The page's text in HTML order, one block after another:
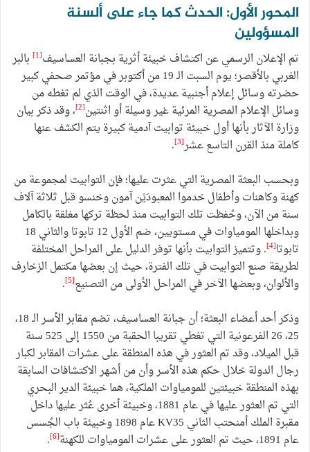
المحور الأول: الحدث كما جاء على ألسنة
المسؤولين
تم الإعلان الرسمي عن اكتشاف خبيئة أثرية بجبانة العساسيف[1]
بالبر
الغربي بالأقصر؛ يوم السبت الـ 19 من أكتوبر في مؤتمر صحفي كبير
حضرته وسائل إعلام أجنبية عديدة، في الوقت الذي لم تغطه من
وسائل الإعلام المصرية المرئية غير وسيلة أو اثنتين[2] ، وقد ذكر بيان
وزارة الآثار بأنها أول خبيئة توابيت آدمية كبيرة يتم الكشف عنها
كاملة منذ القرن التاسع عشر[3]
.
وبحسب البعثة المصرية التي عثرت عليها؛ فإن التوابيت لمجموعة من
كهنة وكاهنات وأطفال خدموا المعبودَيْن آمون وخنسو قبل ثلاثة آلاف
سنة من الآن، وحُفظت تلك التوابيت منذ لحظة تركها مغلقة بالكامل
وبداخلها المومياوات في مستويين، ضم الأول 12 تابوتا والثاني 18
تابوتا[4] . وتتميز التوابيت بأنها توفر الدليل على المراحل المختلفة
لطريقة صنع التوابيت في تلك الفترة، حيث إن بعضها مكتمل الزخارف
والألوان، وبعضها الآخر في المراحل الأولى من التصنيع[5]
.
وذكر أحد أعضاء البعثة؛ أن جبانة العساسيف، تضم مقابر الأسر الـ 18،
25، 26 الفرعونية التي تغطي تقريبا الحقبة من 1550 إلى 525 سنة
قبل الميلاد، وقد تم العثور في هذه المنطقة على عشرات المقابر لكبار
رجال الدولة خلال حكم هذه الأسر وأن من أشهر الاكتشافات السابقة
بهذه المنطقة خبيئتين للمومياوات الملكية، هما خبيئة الدير البحري
التي تم العثور عليها في عام 1881، وخبيئة أخرى عُثر عليها داخل
مقبرة الملك أمنحتب الثاني KV35 عام 1898 وخبيئة باب الجُسس
عام 1891، حيث تم العثور على عشرات المومياوات للكهنة
[6]
.